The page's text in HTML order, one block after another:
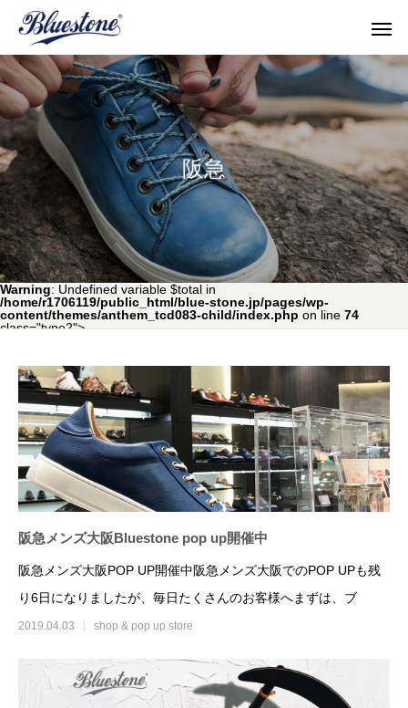
Men's Shoes
メンズシューズ ウィメン
topics shop &
サイズ感を確かめたい！
2020.12.04
Denim × SUKUMO
Wallet
2020.10.05
大丸東京店 Bluestone×KEYCO pop up
store開催
Bluestone 2020年
阪急
Warning: Undefined variable $total in
/home/r1706119/public_html/blue-stone.jp/pages/wp-
content/themes/anthem_tcd083-child/index.php on line 74
class="type2">
阪急メンズ大阪Bluestone pop up開催中
阪急メンズ大阪POP UP開催中阪急メンズ大阪でのPOP UPも残
り6日になりましたが、毎日たくさんのお客様へまずは、ブ
2019.04.03 shop & pop up store